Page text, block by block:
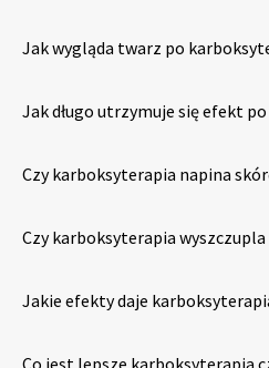
Jak wygląda twarz po
Jak długo utrzymuje się efekt
Czy karboksyterapia napina
Czy karboksyterapia
Jakie efekty daje
Co jest lepsze karboksyterapia